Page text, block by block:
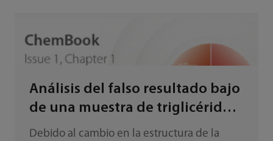
Análisis del falso resultado bajo
de una muestra de triglicéridos
anormalmente alta
Debido al cambio en la estructura de la